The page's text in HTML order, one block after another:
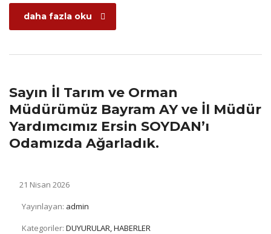
daha fazla oku
Sayın İl Tarım ve Orman
Müdürümüz Bayram AY ve İl Müdür
Yardımcımız Ersin SOYDAN’ı
Odamızda Ağarladık.
21 Nisan 2026
Yayınlayan: admin
Kategoriler: DUYURULAR, HABERLER